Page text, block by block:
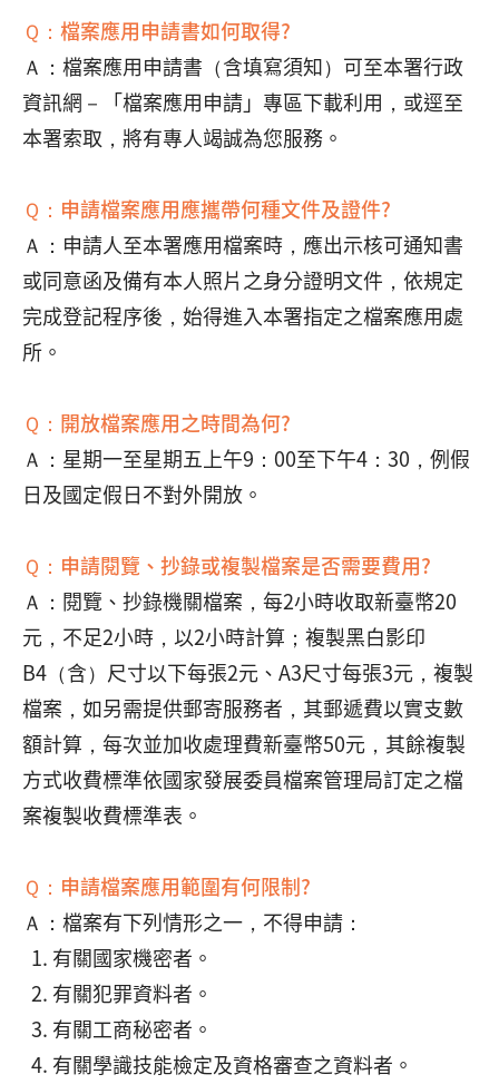
Ｑ：檔案應用申請書如何取得?
Ａ：檔案應用申請書（含填寫須知）可至本署行政
資訊網－「檔案應用申請」專區下載利用，或逕至
本署索取，將有專人竭誠為您服務。
Ｑ：申請檔案應用應攜帶何種文件及證件?
Ａ：申請人至本署應用檔案時，應出示核可通知書
或同意函及備有本人照片之身分證明文件，依規定
完成登記程序後，始得進入本署指定之檔案應用處
所。
Ｑ：開放檔案應用之時間為何?
Ａ：星期一至星期五上午9：00至下午4：30，例假
日及國定假日不對外開放。
Ｑ：申請閱覽、抄錄或複製檔案是否需要費用?
Ａ：閱覽、抄錄機關檔案，每2小時收取新臺幣20
元，不足2小時，以2小時計算；複製黑白影印
B4（含）尺寸以下每張2元、A3尺寸每張3元，複製
檔案，如另需提供郵寄服務者，其郵遞費以實支數
額計算，每次並加收處理費新臺幣50元，其餘複製
方式收費標準依國家發展委員檔案管理局訂定之檔
案複製收費標準表。
Ｑ：申請檔案應用範圍有何限制?
Ａ：檔案有下列情形之一，不得申請：
有關國家機密者。
有關犯罪資料者。
有關工商秘密者。
有關學識技能檢定及資格審查之資料者。